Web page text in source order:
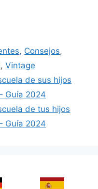
, Consejos,
, Vintage
de sus hijos
Guía 2024
de tus hijos
Guía 2024